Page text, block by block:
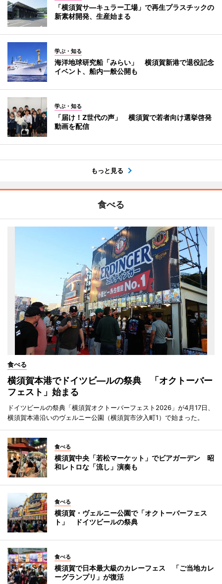
「横須賀サ―キュラー工場」で再生プラスチックの
新素材開発、生産始まる
学ぶ・知る
海洋地球研究船「みらい」 横須賀新港で退役記念
イベント、船内一般公開も
学ぶ・知る
「届け！Z世代の声」 横須賀で若者向け選挙啓発
動画を配信
もっと見る
食べる
食べる
横須賀本港でドイツビ―ルの祭典 「オクトーバー
フェスト」始まる
ドイツビールの祭典「横須賀オクトーバーフェスト2026」が4月17日、
横須賀本港沿いのヴェルニー公園（横須賀市汐入町1）で始まった。
食べる
横須賀中央「若松マーケット」でビアガーデン 昭
和レトロな「流し」演奏も
食べる
横須賀・ヴェルニー公園で「オクトーバーフェス
ト」 ドイツビールの祭典
食べる
横須賀で日本最大級のカレーフェス 「ご当地カレ
ーグランプリ」が復活